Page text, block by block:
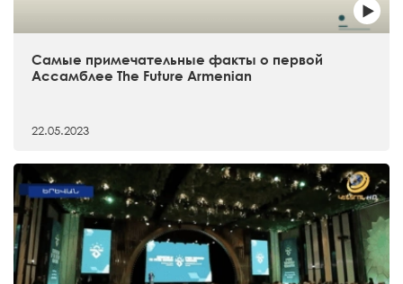
Самые примечательные факты о первой
Ассамблее The Future Armenian
22.05.2023